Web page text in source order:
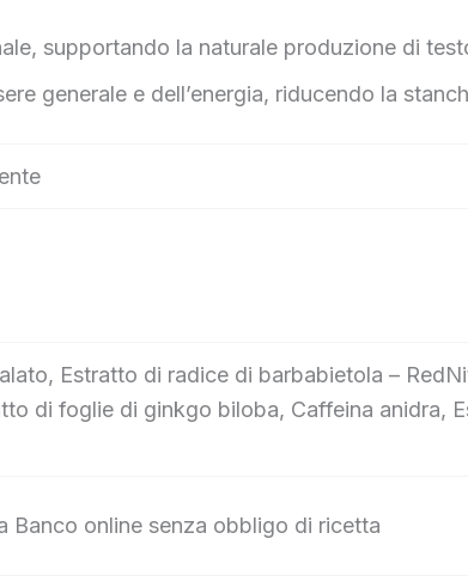
supportando la naturale produzione di
generale e dell’energia, riducendo la
Estratto di radice di barbabietola –
di foglie di ginkgo biloba, Caffeina anidra,
Banco online senza obbligo di ricetta